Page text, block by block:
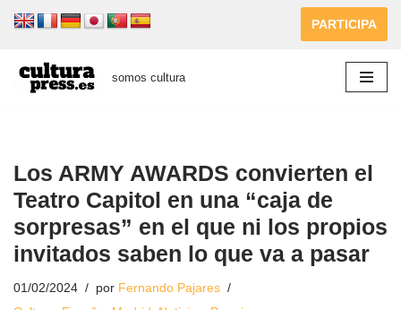
al
contenido
PARTICIPA
somos cultura
Los ARMY AWARDS convierten el
Teatro Capitol en una “caja de
sorpresas” en el que ni los propios
invitados saben lo que va a pasar
01/02/2024 por Fernando Pajares